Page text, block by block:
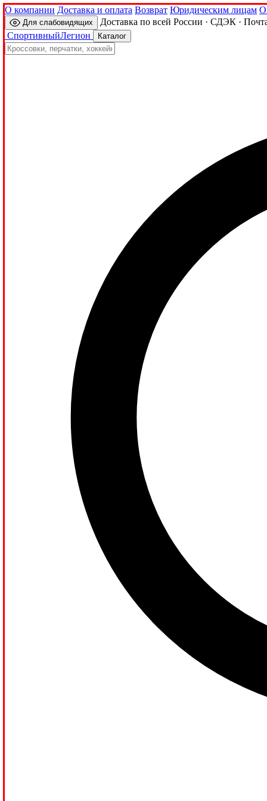
О компании Доставка и оплата Возврат Юридическим лицам
Для слабовидящих
Доставка по всей России · СДЭК ·
СпортивныйЛегион Каталог